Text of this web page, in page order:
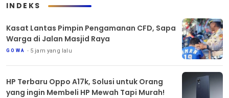
INDEKS
Kasat Lantas Pimpin Pengamanan CFD, Sapa
Warga di Jalan Masjid Raya
GOWA 5 jam yang lalu
HP Terbaru Oppo A17k, Solusi untuk Orang
yang ingin Membeli HP Mewah Tapi Murah!